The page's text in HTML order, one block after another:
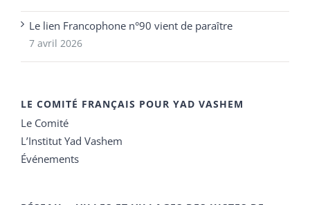
Le lien Francophone n°90 vient de paraître
7 avril 2026
LE COMITÉ FRANÇAIS POUR YAD VASHEM
Le Comité
L’Institut Yad Vashem
Événements